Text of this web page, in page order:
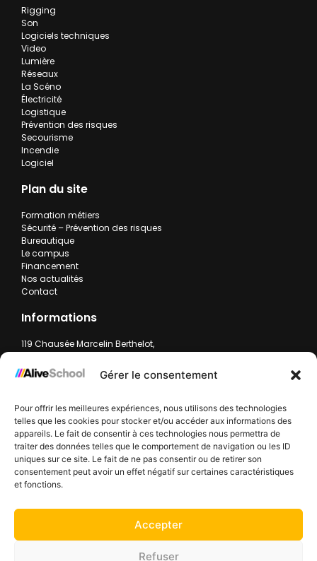
Gérer le consentement
Pour offrir les meilleures expériences, nous utilisons des technologies
telles que les cookies pour stocker et/ou accéder aux informations des
appareils. Le fait de consentir à ces technologies nous permettra de
traiter des données telles que le comportement de navigation ou les ID
uniques sur ce site. Le fait de ne pas consentir ou de retirer son
consentement peut avoir un effet négatif sur certaines caractéristiques
et fonctions.
Accepter
Refuser
Rigging
Son
Logiciels techniques
Video
Lumière
Réseaux
La Scéno
Électricité
Logistique
Prévention des risques
Secourisme
Incendie
Logiciel
Plan du site
Formation métiers
Sécurité – Prévention des risques
Bureautique
Le campus
Financement
Nos actualités
Contact
Informations
119 Chausée Marcelin Berthelot,
contact.alive-school@group-alive.com
+33 3 20 11 23 08
Formulaire de contact
Lun-ven : 9:00 - 18:00
Politique des cookies Politique de confidentialitéMentions légales
Nos financeurs :